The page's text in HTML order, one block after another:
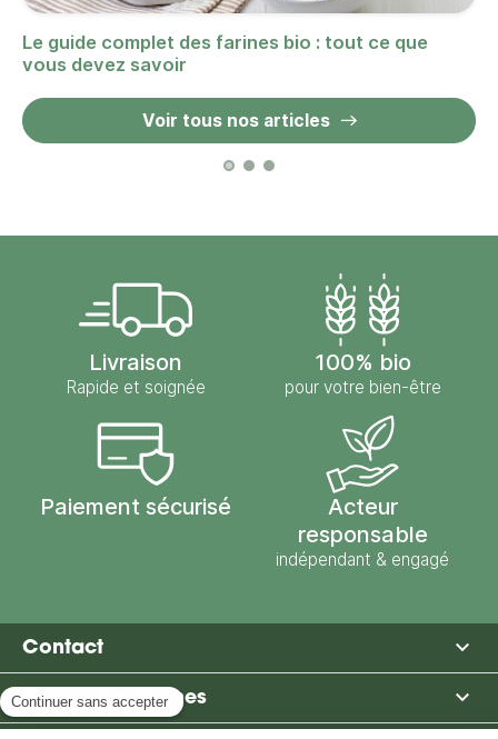
Le guide complet des farines bio : tout ce que
vous devez savoir
Voir tous nos articles
Livraison
Rapide et soignée
100% bio
pour votre bien-être
Paiement sécurisé
Acteur
responsable
indépendant & engagé
Contact 
Moulin des Moines 